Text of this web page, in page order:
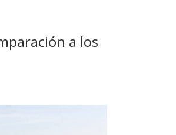
a los